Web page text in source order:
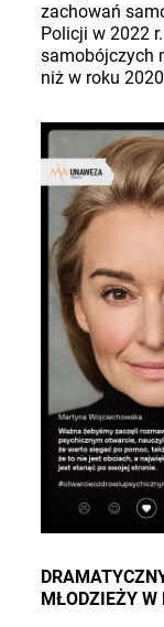
zachowań
Policji w 2022
samobójczych
niż w roku
MŁODZIEŻY W